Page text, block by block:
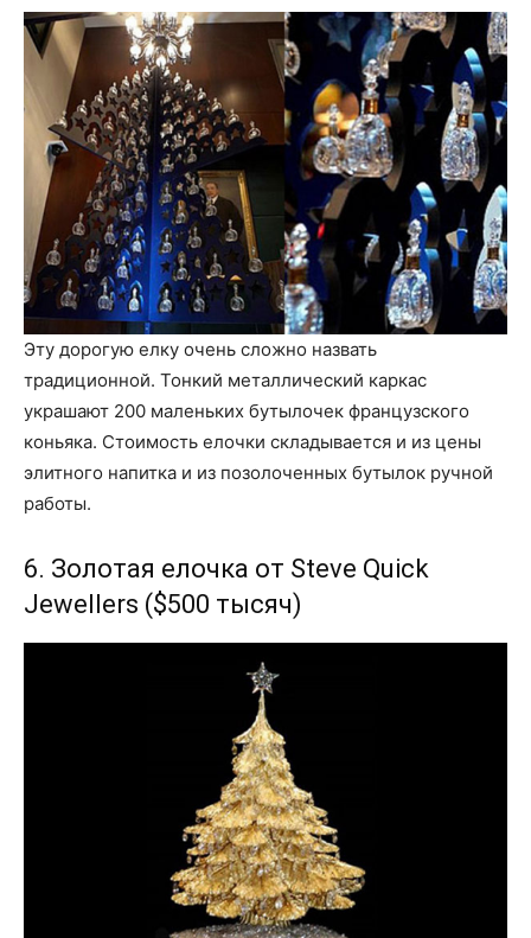
Эту дорогую елку очень сложно назвать
традиционной. Тонкий металлический каркас
украшают 200 маленьких бутылочек французского
коньяка. Стоимость елочки складывается и из цены
элитного напитка и из позолоченных бутылок ручной
работы.
6. Золотая елочка от Steve Quick
Jewellers ($500 тысяч)